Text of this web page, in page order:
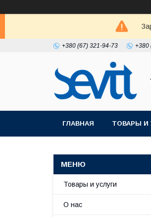
+380 (67) 321-94-73 +380
ГЛАВНАЯ ТОВАРЫ И
Товары и услуги
О нас